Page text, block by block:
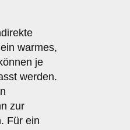
warmes,
je
werden.
zur
Für ein